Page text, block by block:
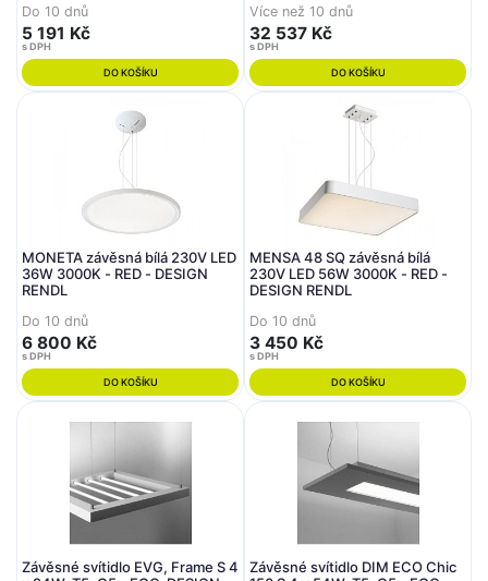
Do 10 dnů
5 191 Kč
s DPH
DO KOŠÍKU
Více než 10 dnů
32 537 Kč
s DPH
DO KOŠÍKU
MONETA závěsná bílá 230V LED
36W 3000K - RED - DESIGN
RENDL
Do 10 dnů
6 800 Kč
s DPH
DO KOŠÍKU
MENSA 48 SQ závěsná bílá
230V LED 56W 3000K - RED -
DESIGN RENDL
Do 10 dnů
3 450 Kč
s DPH
DO KOŠÍKU
Závěsné svítidlo EVG, Frame S 4
Závěsné svítidlo DIM ECO Chic